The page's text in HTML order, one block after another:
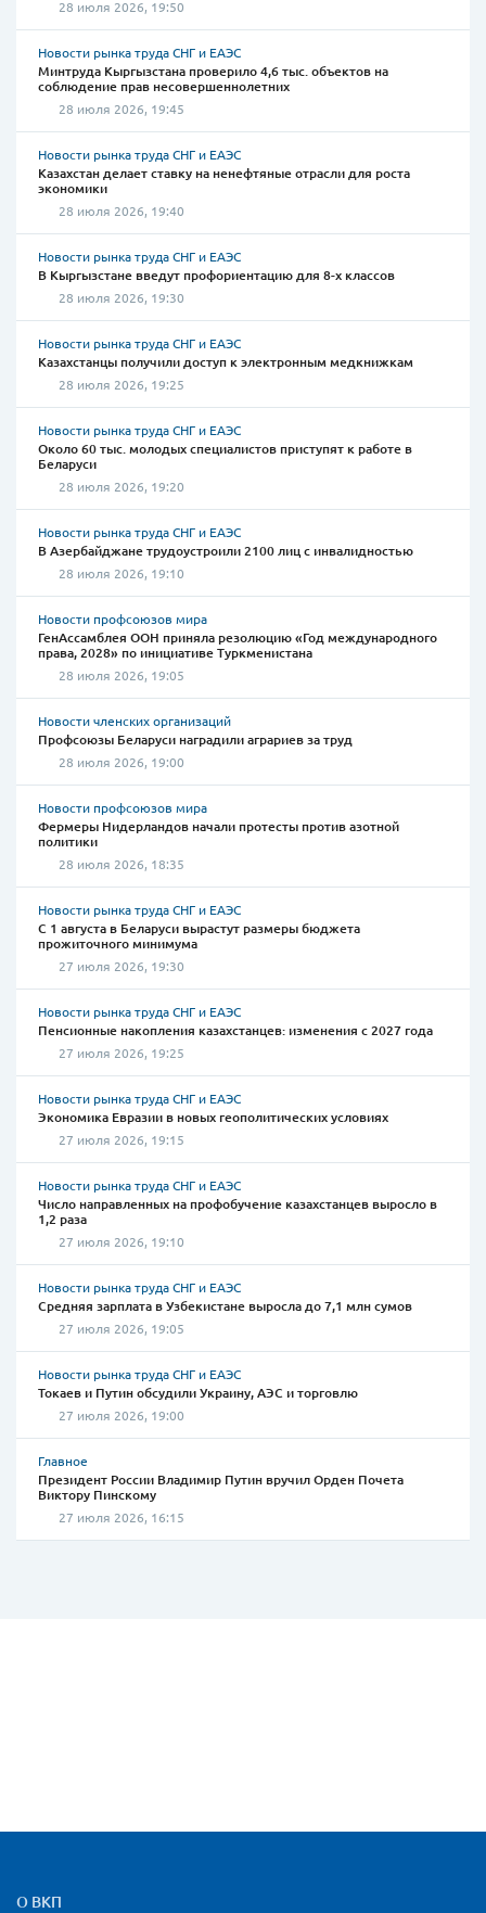
28 июля 2026, 19:50
Новости рынка труда СНГ и ЕАЭС
Минтруда Кыргызстана проверило 4,6 тыс. объектов на
соблюдение прав несовершеннолетних
28 июля 2026, 19:45
Новости рынка труда СНГ и ЕАЭС
Казахстан делает ставку на ненефтяные отрасли для роста
экономики
28 июля 2026, 19:40
Новости рынка труда СНГ и ЕАЭС
В Кыргызстане введут профориентацию для 8-х классов
28 июля 2026, 19:30
Новости рынка труда СНГ и ЕАЭС
Казахстанцы получили доступ к электронным медкнижкам
28 июля 2026, 19:25
Новости рынка труда СНГ и ЕАЭС
Около 60 тыс. молодых специалистов приступят к работе в
Беларуси
28 июля 2026, 19:20
Новости рынка труда СНГ и ЕАЭС
В Азербайджане трудоустроили 2100 лиц с инвалидностью
28 июля 2026, 19:10
Новости профсоюзов мира
ГенАссамблея ООН приняла резолюцию «Год международного
права, 2028» по инициативе Туркменистана
28 июля 2026, 19:05
Новости членских организаций
Профсоюзы Беларуси наградили аграриев за труд
28 июля 2026, 19:00
Новости профсоюзов мира
Фермеры Нидерландов начали протесты против азотной
политики
28 июля 2026, 18:35
Новости рынка труда СНГ и ЕАЭС
С 1 августа в Беларуси вырастут размеры бюджета
прожиточного минимума
27 июля 2026, 19:30
Новости рынка труда СНГ и ЕАЭС
Пенсионные накопления казахстанцев: изменения с 2027 года
27 июля 2026, 19:25
Новости рынка труда СНГ и ЕАЭС
Экономика Евразии в новых геополитических условиях
27 июля 2026, 19:15
Новости рынка труда СНГ и ЕАЭС
Число направленных на профобучение казахстанцев выросло в
1,2 раза
27 июля 2026, 19:10
Новости рынка труда СНГ и ЕАЭС
Средняя зарплата в Узбекистане выросла до 7,1 млн сумов
27 июля 2026, 19:05
Новости рынка труда СНГ и ЕАЭС
Токаев и Путин обсудили Украину, АЭС и торговлю
27 июля 2026, 19:00
Главное
Президент России Владимир Путин вручил Орден Почета
Виктору Пинскому
27 июля 2026, 16:15
Карта сайта и контактная
О ВКП